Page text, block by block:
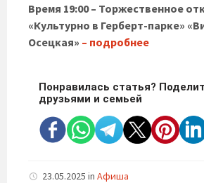
Время 19:00 – Торжественное
«Культурно в Герберт-парке»
Осецкая» – подробнее
Понравилась статья?
друзьями и семьей
23.05.2025 in Афиша